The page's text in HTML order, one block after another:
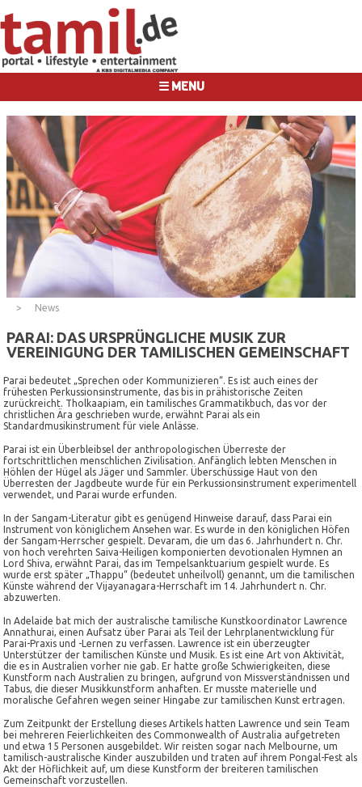
☰ MENU
News
PARAI: DAS URSPRÜNGLICHE MUSIK ZUR
VEREINIGUNG DER TAMILISCHEN GEMEINSCHAFT
Parai bedeutet „Sprechen oder Kommunizieren“. Es ist auch eines der
frühesten Perkussionsinstrumente, das bis in prähistorische Zeiten
zurückreicht. Tholkaapiam, ein tamilisches Grammatikbuch, das vor der
christlichen Ära geschrieben wurde, erwähnt Parai als ein
Standardmusikinstrument für viele Anlässe.
Parai ist ein Überbleibsel der anthropologischen Überreste der
fortschrittlichen menschlichen Zivilisation. Anfänglich lebten Menschen in
Höhlen der Hügel als Jäger und Sammler. Überschüssige Haut von den
Überresten der Jagdbeute wurde für ein Perkussionsinstrument experimentell
verwendet, und Parai wurde erfunden.
In der Sangam-Literatur gibt es genügend Hinweise darauf, dass Parai ein
Instrument von königlichem Ansehen war. Es wurde in den königlichen Höfen
der Sangam-Herrscher gespielt. Devaram, die um das 6. Jahrhundert n. Chr.
von hoch verehrten Saiva-Heiligen komponierten devotionalen Hymnen an
Lord Shiva, erwähnt Parai, das im Tempelsanktuarium gespielt wurde. Es
wurde erst später „Thappu“ (bedeutet unheilvoll) genannt, um die tamilischen
Künste während der Vijayanagara-Herrschaft im 14. Jahrhundert n. Chr.
abzuwerten.
In Adelaide bat mich der australische tamilische Kunstkoordinator Lawrence
Annathurai, einen Aufsatz über Parai als Teil der Lehrplanentwicklung für
Parai-Praxis und -Lernen zu verfassen. Lawrence ist ein überzeugter
Unterstützer der tamilischen Künste und Musik. Es ist eine Art von Aktivität,
die es in Australien vorher nie gab. Er hatte große Schwierigkeiten, diese
Kunstform nach Australien zu bringen, aufgrund von Missverständnissen und
Tabus, die dieser Musikkunstform anhaften. Er musste materielle und
moralische Gefahren wegen seiner Hingabe zur tamilischen Kunst ertragen.
Zum Zeitpunkt der Erstellung dieses Artikels hatten Lawrence und sein Team
bei mehreren Feierlichkeiten des Commonwealth of Australia aufgetreten
und etwa 15 Personen ausgebildet. Wir reisten sogar nach Melbourne, um
tamilisch-australische Kinder auszubilden und traten auf ihrem Pongal-Fest als
Akt der Höflichkeit auf, um diese Kunstform der breiteren tamilischen
Gemeinschaft vorzustellen.